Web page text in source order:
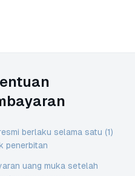
berlaku selama satu (1)
penerbitan
uang muka setelah